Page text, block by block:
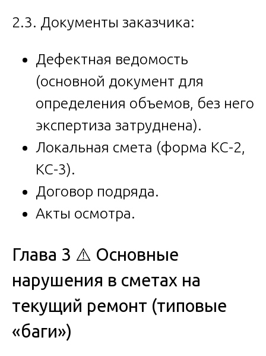
2.3. Документы заказчика:
Дефектная ведомость
(основной документ для
определения объемов, без него
экспертиза затруднена).
Локальная смета (форма КС-2,
КС-3).
Договор подряда.
Акты осмотра.
Глава 3 ⚠️ Основные
нарушения в сметах на
текущий ремонт (типовые
«баги»)